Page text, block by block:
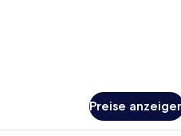
Preise